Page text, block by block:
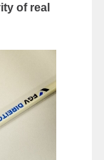
of real